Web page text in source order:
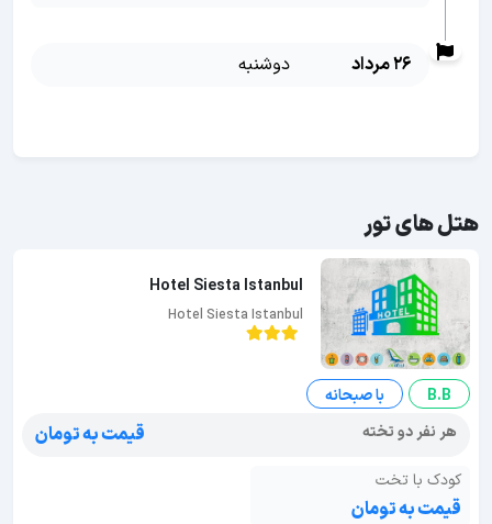
26 مرداد دوشنبه
هتل های تور
Hotel Siesta Istanbul
Hotel Siesta Istanbul
B.B
با صبحانه
هر نفر دو تخته
قیمت به تومان
کودک با تخت
قیمت به تومان